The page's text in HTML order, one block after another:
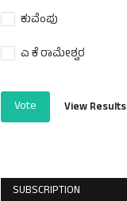
ಕುವೆಂಪು
ಎ ಕೆ ರಾಮೇಶ್ವರ
Vote View Results
SUBSCRIPTION